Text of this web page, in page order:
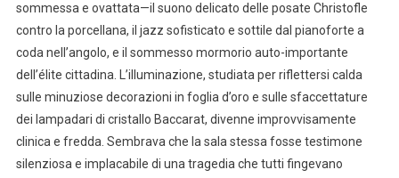
sommessa e ovattata—il suono delicato delle posate Christofle
contro la porcellana, il jazz sofisticato e sottile dal pianoforte a
coda nell’angolo, e il sommesso mormorio auto-importante
dell’élite cittadina. L’illuminazione, studiata per riflettersi calda
sulle minuziose decorazioni in foglia d’oro e sulle sfaccettature
dei lampadari di cristallo Baccarat, divenne improvvisamente
clinica e fredda. Sembrava che la sala stessa fosse testimone
silenziosa e implacabile di una tragedia che tutti fingevano